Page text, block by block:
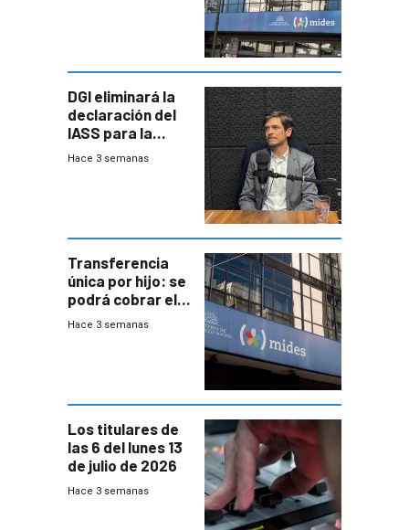
DGI eliminará la
declaración del
IASS para la
mayoría de los
Hace 3 semanas
Transferencia
única por hijo: se
podrá cobrar el
100% en efectivo
Hace 3 semanas
Los titulares de
las 6 del lunes 13
de julio de 2026
Hace 3 semanas